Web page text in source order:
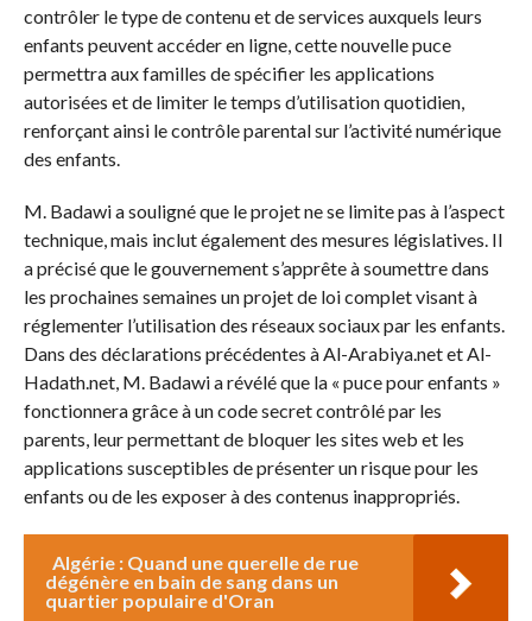
contrôler le type de contenu et de services auxquels leurs
enfants peuvent accéder en ligne, cette nouvelle puce
permettra aux familles de spécifier les applications
autorisées et de limiter le temps d’utilisation quotidien,
renforçant ainsi le contrôle parental sur l’activité numérique
des enfants.
M. Badawi a souligné que le projet ne se limite pas à l’aspect
technique, mais inclut également des mesures législatives. Il
a précisé que le gouvernement s’apprête à soumettre dans
les prochaines semaines un projet de loi complet visant à
réglementer l’utilisation des réseaux sociaux par les enfants.
Dans des déclarations précédentes à Al-Arabiya.net et Al-
Hadath.net, M. Badawi a révélé que la « puce pour enfants »
fonctionnera grâce à un code secret contrôlé par les
parents, leur permettant de bloquer les sites web et les
applications susceptibles de présenter un risque pour les
enfants ou de les exposer à des contenus inappropriés.
Algérie : Quand une querelle de rue
dégénère en bain de sang dans un
quartier populaire d'Oran